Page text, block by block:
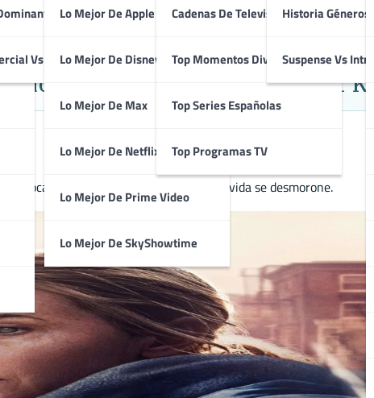
Vs Autor
Lo Mejor De Apple TV
Lo Mejor De Disney+
Lo Mejor De Max
Lo Mejor De Netflix
Lo Mejor De Prime Video
Lo Mejor De SkyShowtime
Cadenas De Televisión
Top Momentos Divertidos
Top Series Españolas
Top Programas TV
Historia Géneros
Suspense Vs
of Easttown (2021)
protagonizada por
local mientras trata de evitar que su vida se desmorone.